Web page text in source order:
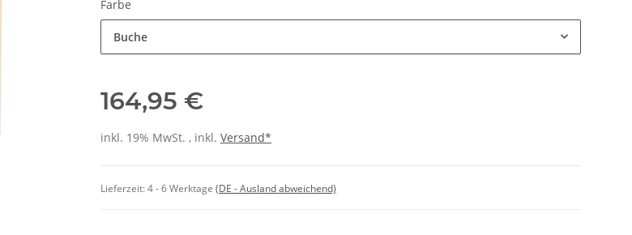
Farbe
Buche
164,95 €
inkl. 19% MwSt. , inkl. Versand*
Lieferzeit:4 - 6 Werktage (DE - Ausland abweichend)